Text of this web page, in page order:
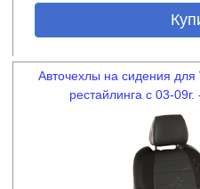
Авточехлы на сидения
рестайлинга с 03-